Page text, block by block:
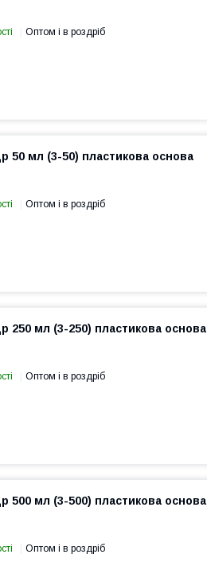
Оптом і в роздріб
50 мл (3-50) пластикова основа
Оптом і в роздріб
250 мл (3-250) пластикова основа
Оптом і в роздріб
500 мл (3-500) пластикова основа
Оптом і в роздріб